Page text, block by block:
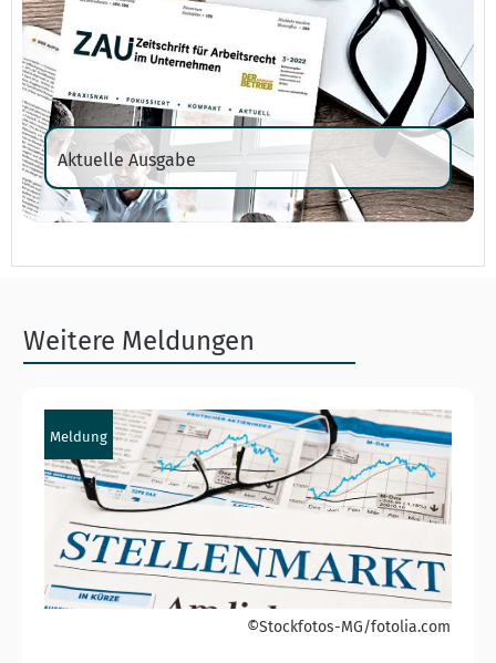
Aktuelle Ausgabe
Weitere Meldungen
Meldung
©Stockfotos-MG/fotolia.com